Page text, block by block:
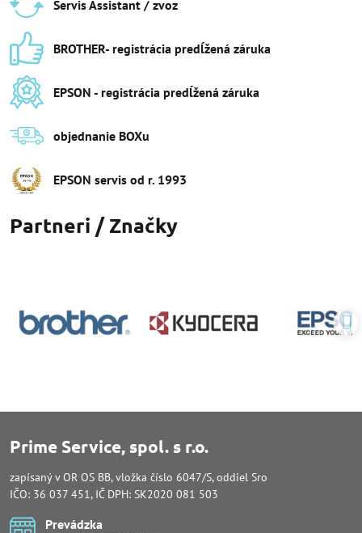
Servis Assistant / zvoz
BROTHER- registrácia predĺžená záruka
EPSON - registrácia predĺžená záruka
objednanie BOXu
EPSON servis od r​. 1993
Partneri / Značky
Prime Service, spol. s r.o.
zapísaný v OR OS BB, vložka číslo 6047/S, oddiel Sro
IČO: 36 037 451, IČ DPH: SK2020 081 503
Prevádzka